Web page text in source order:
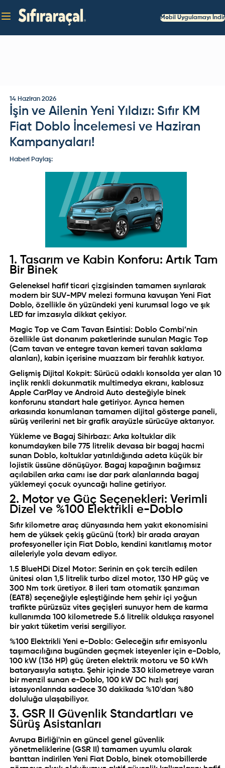
Mobil Uygulamayı İndir
14 Haziran 2026
İşin ve Ailenin Yeni Yıldızı: Sıfır KM
Fiat Doblo İncelemesi ve Haziran
Kampanyaları!
Haberi Paylaş:
1. Tasarım ve Kabin Konforu: Artık Tam
Bir Binek
Geleneksel hafif ticari çizgisinden tamamen sıyrılarak
modern bir SUV-MPV melezi formuna kavuşan Yeni Fiat
Doblo, özellikle ön yüzündeki yeni kurumsal logo ve şık
LED far imzasıyla dikkat çekiyor.
Magic Top ve Cam Tavan Esintisi: Doblo Combi’nin
özellikle üst donanım paketlerinde sunulan Magic Top
(Cam tavan ve entegre tavan kemeri tavan saklama
alanları), kabin içerisine muazzam bir ferahlık katıyor.
Gelişmiş Dijital Kokpit: Sürücü odaklı konsolda yer alan 10
inçlik renkli dokunmatik multimedya ekranı, kablosuz
Apple CarPlay ve Android Auto desteğiyle binek
konforunu standart hale getiriyor. Ayrıca hemen
arkasında konumlanan tamamen dijital gösterge paneli,
sürüş verilerini net bir grafik arayüzle sürücüye aktarıyor.
Yükleme ve Bagaj Sihirbazı: Arka koltuklar dik
konumdayken bile 775 litrelik devasa bir bagaj hacmi
sunan Doblo, koltuklar yatırıldığında adeta küçük bir
lojistik üssüne dönüşüyor. Bagaj kapağının bağımsız
açılabilen arka camı ise dar park alanlarında bagaj
yüklemeyi çocuk oyuncağı haline getiriyor.
2. Motor ve Güç Seçenekleri: Verimli
Dizel ve %100 Elektrikli e-Doblo
Sıfır kilometre araç dünyasında hem yakıt ekonomisini
hem de yüksek çekiş gücünü (tork) bir arada arayan
profesyoneller için Fiat Doblo, kendini kanıtlamış motor
aileleriyle yola devam ediyor.
1.5 BlueHDi Dizel Motor: Serinin en çok tercih edilen
ünitesi olan 1,5 litrelik turbo dizel motor, 130 HP güç ve
300 Nm tork üretiyor. 8 ileri tam otomatik şanzıman
(EAT8) seçeneğiyle eşleştiğinde hem şehir içi yoğun
trafikte pürüzsüz vites geçişleri sunuyor hem de karma
kullanımda 100 kilometrede 5.6 litrelik oldukça rasyonel
bir yakıt tüketim verisi sergiliyor.
%100 Elektrikli Yeni e-Doblo: Geleceğin sıfır emisyonlu
taşımacılığına bugünden geçmek isteyenler için e-Doblo,
100 kW (136 HP) güç üreten elektrik motoru ve 50 kWh
bataryasıyla satışta. Şehir içinde 330 kilometreye varan
bir menzil sunan e-Doblo, 100 kW DC hızlı şarj
istasyonlarında sadece 30 dakikada %10'dan %80
doluluğa ulaşabiliyor.
3. GSR II Güvenlik Standartları ve
Sürüş Asistanları
Avrupa Birliği'nin en güncel genel güvenlik
yönetmeliklerine (GSR II) tamamen uyumlu olarak
banttan indirilen Yeni Fiat Doblo, binek otomobillerde